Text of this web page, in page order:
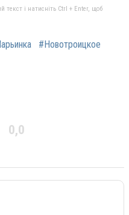
текст і натисніть Ctrl + Enter, щоб
#Новотроицкое
0,0